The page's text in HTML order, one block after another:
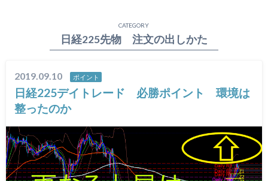
CATEGORY
日経225先物 注文の出しかた
2019.09.10 ポイント
日経225デイトレード 必勝ポイント 環境は
整ったのか